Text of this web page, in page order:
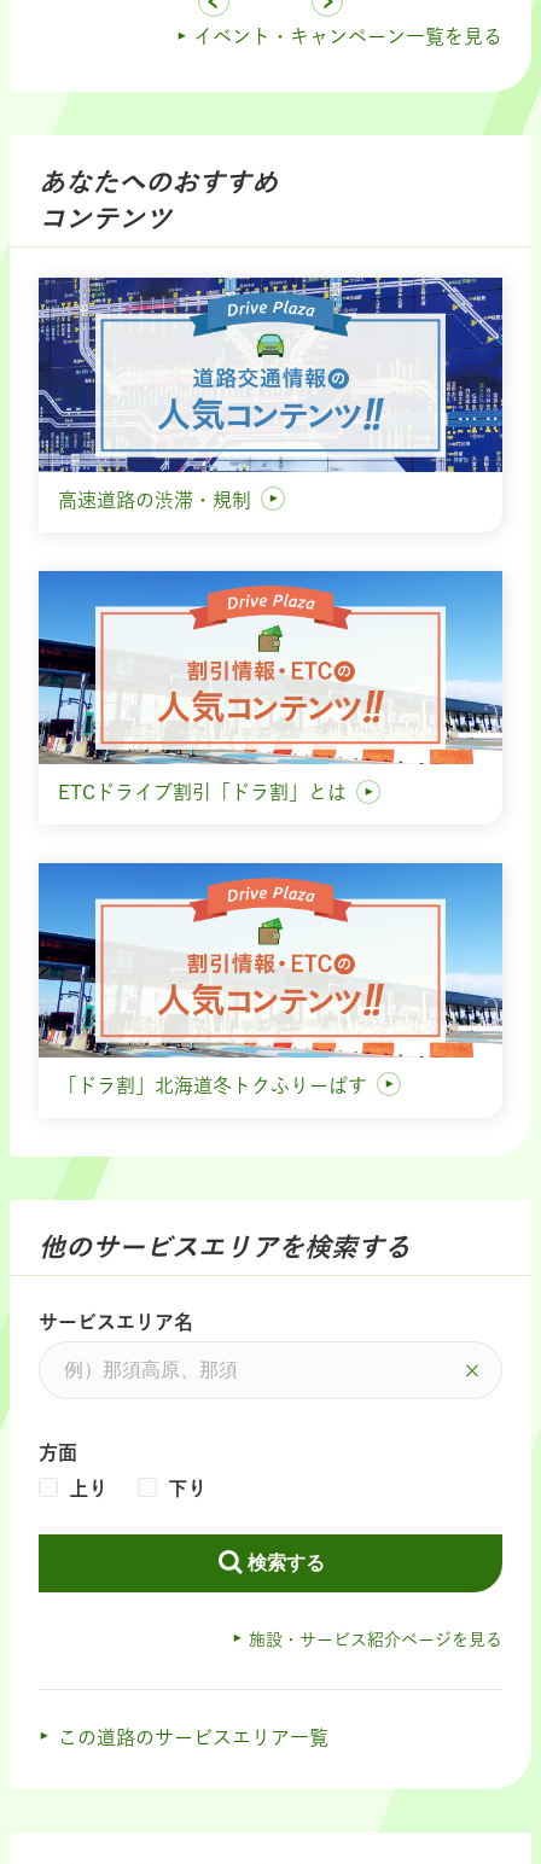
イベント・キャンペーン一覧を見る
あなたへのおすすめ
コンテンツ
高速道路の渋滞・規制
ETCドライブ割引「ドラ割」とは
「ドラ割」北海道冬トクふりーぱす
他のサービスエリアを検索する
サービスエリア名
方面
上り
下り
検索する
施設・サービス紹介ページを見る
この道路のサービスエリア一覧